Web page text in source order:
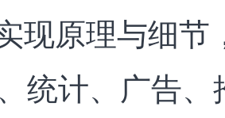
现原理与细节
统计、广告